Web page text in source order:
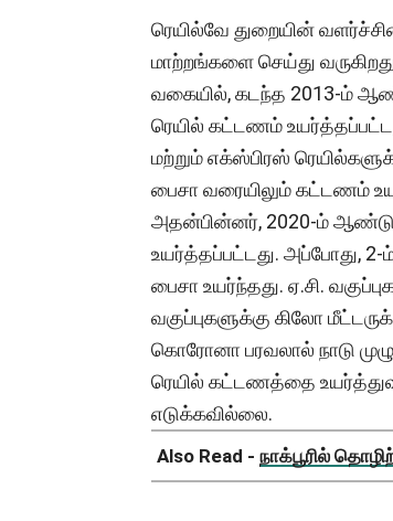
ரெயில்வே துறையின்
மாற்றங்களை செய்து
வகையில், கடந்த 2013-ம்
ரெயில் கட்டணம்
மற்றும் எக்ஸ்பிரஸ்
பைசா வரையிலும் கட்டணம்
அதன்பின்னர், 2020-ம்
உயர்த்தப்பட்டது. அப்போது, 2-ம்
பைசா உயர்ந்தது. ஏ.சி.
வகுப்புகளுக்கு கிலோ
கொரோனா பரவலால் நாடு
ரெயில் கட்டணத்தை
எடுக்கவில்லை.
Also Read - நாக்பூரில்